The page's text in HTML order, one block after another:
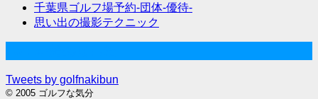
千葉県ゴルフ場予約-団体-優待-
思い出の撮影テクニック
Tweets by golfnakibun
© 2005 ゴルフな気分